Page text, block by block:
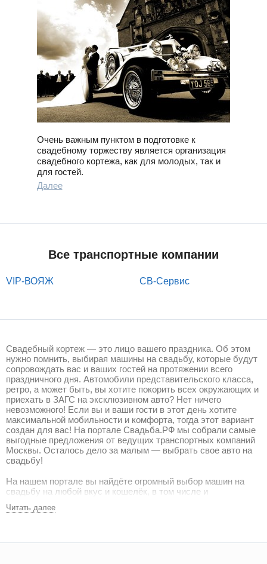
Очень важным пунктом в подготовке к
свадебному торжеству является организация
свадебного кортежа, как для молодых, так и
для гостей.
Далее
Все транспортные компании
VIP-ВОЯЖ СВ-Сервис
Свадебный кортеж — это лицо вашего праздника. Об этом
нужно помнить, выбирая машины на свадьбу, которые будут
сопровождать вас и ваших гостей на протяжении всего
праздничного дня. Автомобили представительского класса,
ретро, а может быть, вы хотите покорить всех окружающих и
приехать в ЗАГС на эксклюзивном авто? Нет ничего
невозможного! Если вы и ваши гости в этот день хотите
максимальной мобильности и комфорта, тогда этот вариант
создан для вас! На портале Свадьба.РФ мы собрали самые
выгодные предложения от ведущих транспортных компаний
Москвы. Осталось дело за малым — выбрать свое авто на
свадьбу!
На нашем портале вы найдёте огромный выбор машин на
свадьбу на любой вкус и кошелёк, в том числе и
эксклюзивные. Если от выбора разбегаются глаза и вы не
можете определиться, какой автомобиль на свадьбу
автомобиля, например, "легковые" и получите список авто на
Читать далее